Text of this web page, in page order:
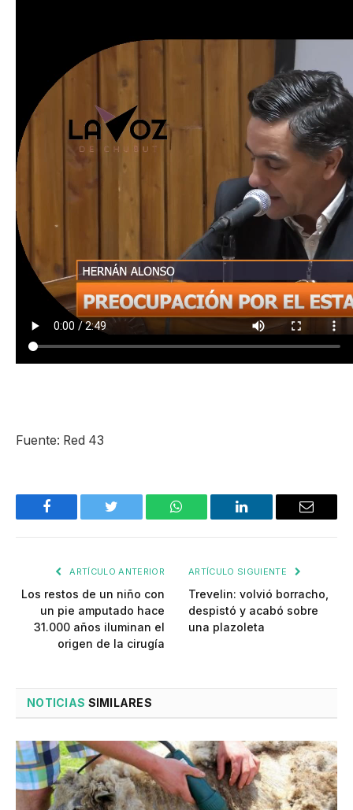
Fuente: Red 43
Facebook Twitter WhatsApp LinkedIn Email
ARTÍCULO ANTERIOR
Los restos de un niño con
un pie amputado hace
31.000 años iluminan el
origen de la cirugía
ARTÍCULO SIGUIENTE
Trevelin: volvió borracho,
despistó y acabó sobre
una plazoleta
NOTICIAS SIMILARES